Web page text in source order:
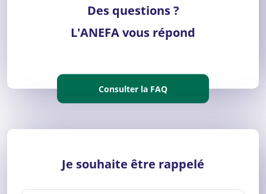
Des questions ?
L'ANEFA vous répond
Consulter la FAQ
Je souhaite être rappelé